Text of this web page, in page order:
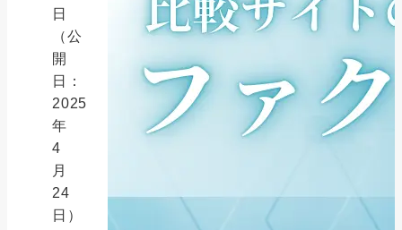
日
（公
開
日：
2025
年
4
月
24
日）